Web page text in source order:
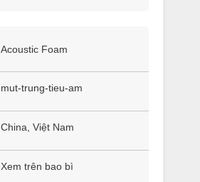
Acoustic Foam
mut-trung-tieu-am
China, Việt Nam
Xem trên bao bì